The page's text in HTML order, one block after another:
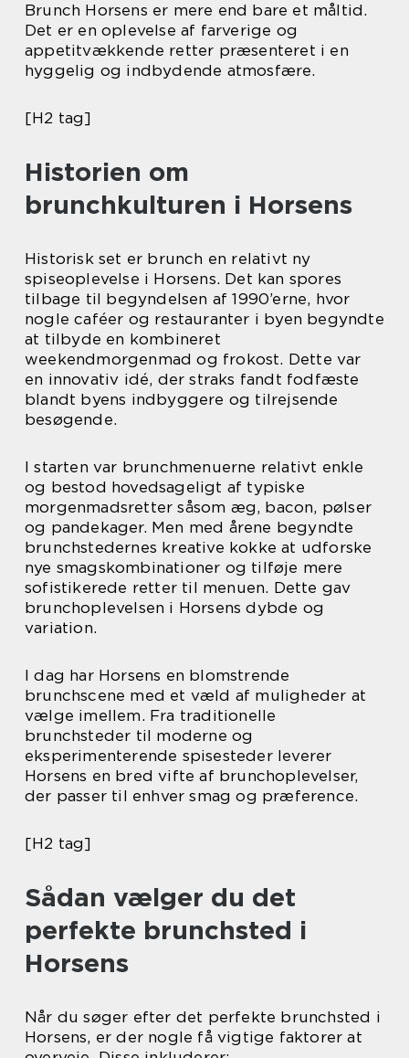
Brunch Horsens er mere end bare et måltid.
Det er en oplevelse af farverige og
appetitvækkende retter præsenteret i en
hyggelig og indbydende atmosfære.
[H2 tag]
Historien om
brunchkulturen i Horsens
Historisk set er brunch en relativt ny
spiseoplevelse i Horsens. Det kan spores
tilbage til begyndelsen af 1990’erne, hvor
nogle caféer og restauranter i byen begyndte
at tilbyde en kombineret
weekendmorgenmad og frokost. Dette var
en innovativ idé, der straks fandt fodfæste
blandt byens indbyggere og tilrejsende
besøgende.
I starten var brunchmenuerne relativt enkle
og bestod hovedsageligt af typiske
morgenmadsretter såsom æg, bacon, pølser
og pandekager. Men med årene begyndte
brunchstedernes kreative kokke at udforske
nye smagskombinationer og tilføje mere
sofistikerede retter til menuen. Dette gav
brunchoplevelsen i Horsens dybde og
variation.
I dag har Horsens en blomstrende
brunchscene med et væld af muligheder at
vælge imellem. Fra traditionelle
brunchsteder til moderne og
eksperimenterende spisesteder leverer
Horsens en bred vifte af brunchoplevelser,
der passer til enhver smag og præference.
[H2 tag]
Sådan vælger du det
perfekte brunchsted i
Horsens
Når du søger efter det perfekte brunchsted i
Horsens, er der nogle få vigtige faktorer at